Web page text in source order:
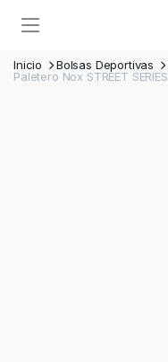
Inicio Bolsas Deportivas
Paletero Nox STREET